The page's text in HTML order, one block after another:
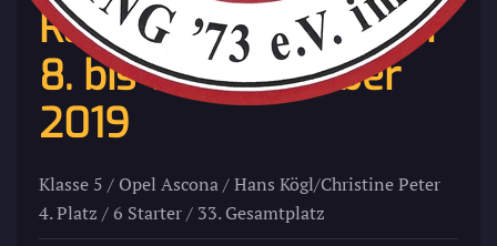
Rallye Köln-Ahrweiler
8. bis 10. November
2019
Klasse 5 / Opel Ascona / Hans Kögl/Christine Peter
4. Platz / 6 Starter / 33. Gesamtplatz